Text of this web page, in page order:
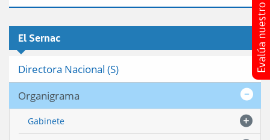
El Sernac
Directora Nacional (S)
Organigrama
Gabinete